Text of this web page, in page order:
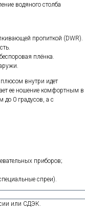
водяного столба
пропиткой (DWR).
плёнка.
внутри идет
ее ношение комфортным в
0 градусов, а с
приборов;
спреи).
или СДЭК.